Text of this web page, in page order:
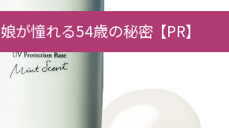
娘が憧れる54歳の秘密【PR】